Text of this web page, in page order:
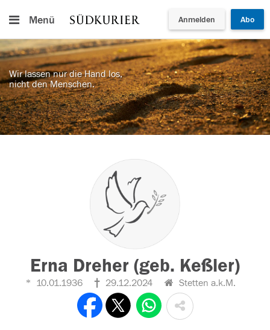
Menü Anmelden Abo
Wir lassen nur die Hand los,
nicht den Menschen.
Erna Dreher (geb. Keßler)
10.01.1936 29.12.2024 Stetten a.k.M.